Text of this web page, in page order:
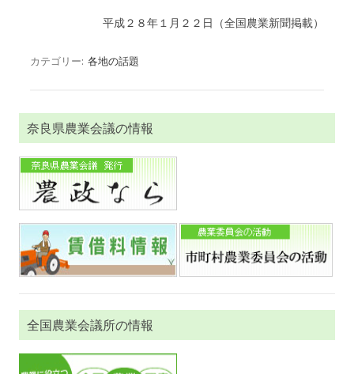
平成２８年１月２２日（全国農業新聞掲載）
カテゴリー: 各地の話題
奈良県農業会議の情報
全国農業会議所の情報